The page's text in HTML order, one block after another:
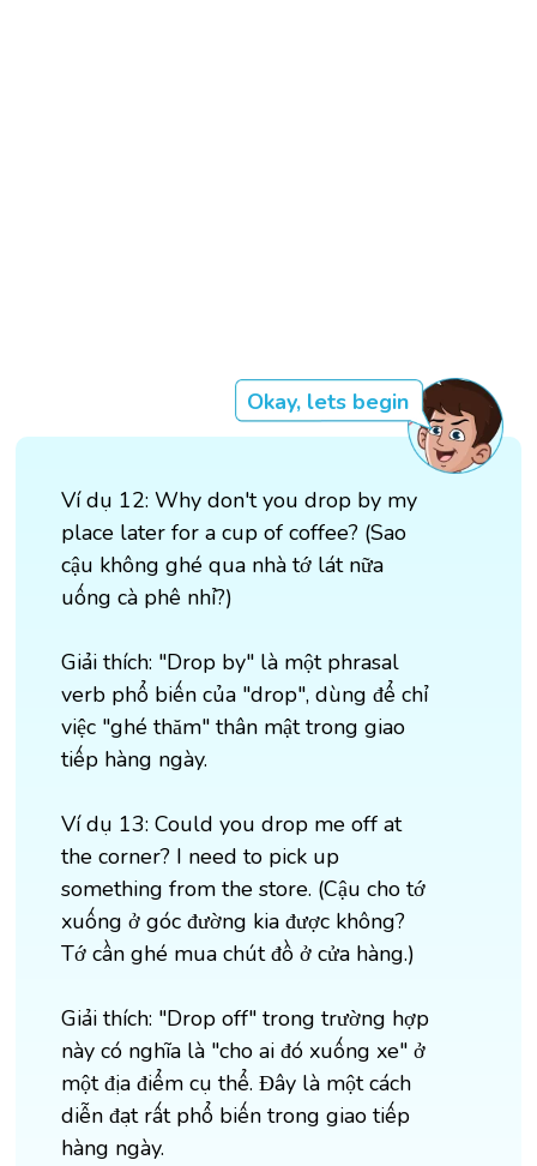
Okay, lets begin
Ví dụ 12: Why don't you drop by my
place later for a cup of coffee? (Sao
cậu không ghé qua nhà tớ lát nữa
uống cà phê nhỉ?)
Giải thích: "Drop by" là một phrasal
verb phổ biến của "drop", dùng để chỉ
việc "ghé thăm" thân mật trong giao
tiếp hàng ngày.
Ví dụ 13: Could you drop me off at
the corner? I need to pick up
something from the store. (Cậu cho tớ
xuống ở góc đường kia được không?
Tớ cần ghé mua chút đồ ở cửa hàng.)
Giải thích: "Drop off" trong trường hợp
này có nghĩa là "cho ai đó xuống xe" ở
một địa điểm cụ thể. Đây là một cách
diễn đạt rất phổ biến trong giao tiếp
hàng ngày.